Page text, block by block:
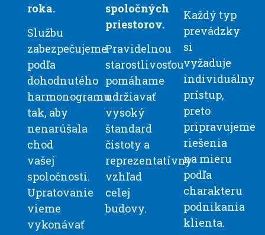
roka.
Službu
zabezpečujeme
podľa
dohodnutého
harmonogramu
tak, aby
nenarúšala
chod
vašej
spoločnosti.
Upratovanie
vieme
vykonávať
spoločných
priestorov.
Pravidelnou
starostlivosťou
pomáhame
udržiavať
vysoký
štandard
čistoty a
reprezentatívny
vzhľad
celej
budovy.
Každý typ
prevádzky
si
vyžaduje
individuálny
prístup,
preto
pripravujeme
riešenia
na mieru
podľa
charakteru
podnikania
klienta.